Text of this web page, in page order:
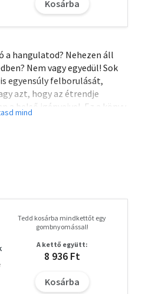
Kosárba
a hangulatod? Nehezen áll
Nem vagy egyedül! Sok
egyensúly felborulását,
azt, hogy az étrendje
a belső igényeivel. Ez a könyv
jelzéseit és visszatalálj a
működő életmódprogram,
test természetes
kiegyensúlyozott
és karcsú vonalak.
csupán egy
összhangban élő
nem csak főzés - ez
Tedd kosárba mindkettőt egy
gombnyomással!
A kettő együtt:
8 936 Ft
Kosárba